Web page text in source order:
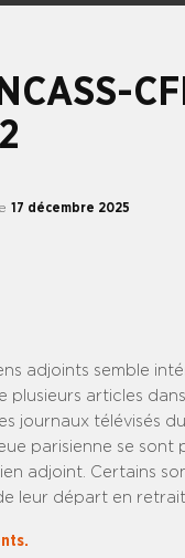
17 décembre 2025
adjoints semble
plusieurs articles
journaux télévisés
parisienne se sont
adjoint. Certains
leur départ en